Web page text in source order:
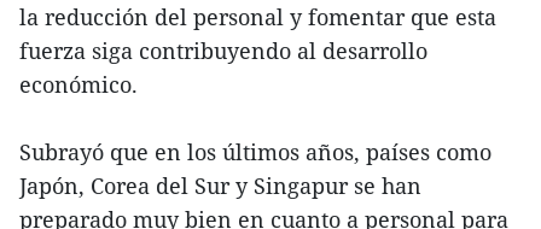
la reducción del personal y fomentar que esta
fuerza siga contribuyendo al desarrollo
económico.
Subrayó que en los últimos años, países como
Japón, Corea del Sur y Singapur se han
preparado muy bien en cuanto a personal para